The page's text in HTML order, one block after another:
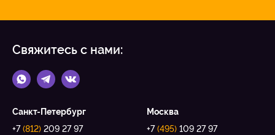
Свяжитесь с нами:
Санкт-Петербург
+7(812) 209 27 97
Москва
+7(495) 109 27 97